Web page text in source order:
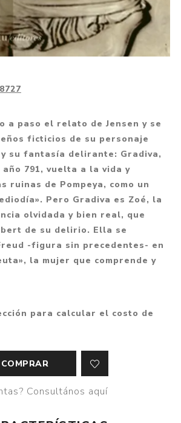
a paso el relato de Jensen y se
ficticios de su personaje
su fantasía delirante: Gradiva,
791, vuelta a la vida y
ruinas de Pompeya, como un
Pero Gradiva es Zoé, la
olvidada y bien real, que
de su delirio. Ella se
-figura sin precedentes- en
la mujer que comprende y
para calcular el costo de
COMPRAR
Consultános aquí